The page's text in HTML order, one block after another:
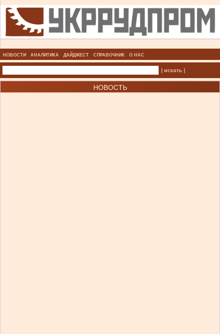
НОВОСТИ АНАЛИТИКА ДАЙДЖЕСТ СПРАВОЧНИК О НАС
| искать |
НОВОСТЬ